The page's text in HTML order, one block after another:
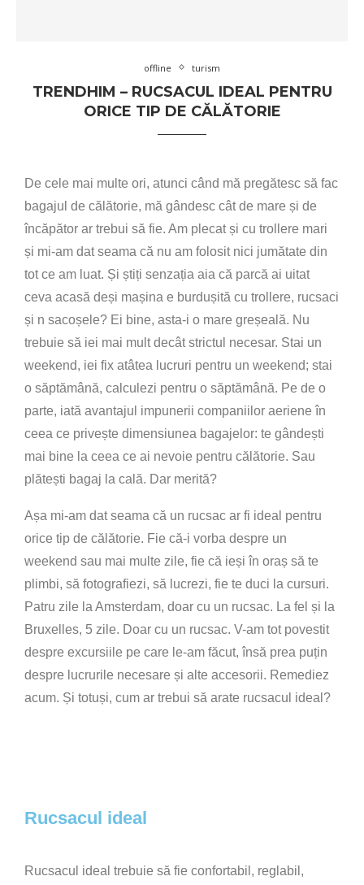
offline turism
TRENDHIM – RUCSACUL IDEAL PENTRU
ORICE TIP DE CĂLĂTORIE
De cele mai multe ori, atunci când mă pregătesc să fac
bagajul de călătorie, mă gândesc cât de mare și de
încăpător ar trebui să fie. Am plecat și cu trollere mari
și mi-am dat seama că nu am folosit nici jumătate din
tot ce am luat. Și știți senzația aia că parcă ai uitat
ceva acasă deși mașina e burdușită cu trollere, rucsaci
și n sacoșele? Ei bine, asta-i o mare greșeală. Nu
trebuie să iei mai mult decât strictul necesar. Stai un
weekend, iei fix atâtea lucruri pentru un weekend; stai
o săptămână, calculezi pentru o săptămână. Pe de o
parte, iată avantajul impunerii companiilor aeriene în
ceea ce privește dimensiunea bagajelor: te gândești
mai bine la ceea ce ai nevoie pentru călătorie. Sau
plătești bagaj la cală. Dar merită?
Așa mi-am dat seama că un rucsac ar fi ideal pentru
orice tip de călătorie. Fie că-i vorba despre un
weekend sau mai multe zile, fie că ieși în oraș să te
plimbi, să fotografiezi, să lucrezi, fie te duci la cursuri.
Patru zile la Amsterdam, doar cu un rucsac. La fel și la
Bruxelles, 5 zile. Doar cu un rucsac. V-am tot povestit
despre excursiile pe care le-am făcut, însă prea puțin
despre lucrurile necesare și alte accesorii. Remediez
acum. Și totuși, cum ar trebui să arate rucsacul ideal?
Rucsacul ideal
Rucsacul ideal trebuie să fie confortabil, reglabil,